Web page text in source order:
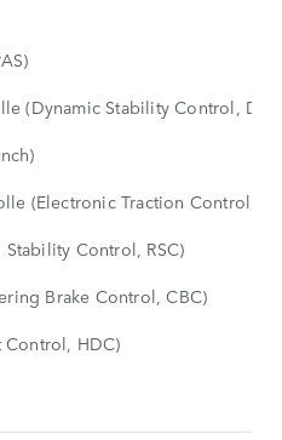
(Dynamic Stability Control,
(Electronic Traction Control,
Control, RSC)
Brake Control, CBC)
HDC)